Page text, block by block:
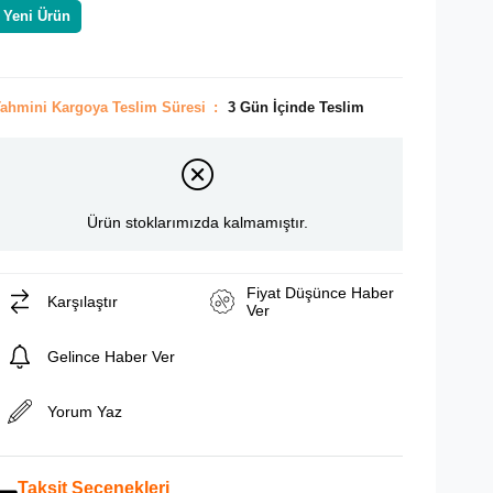
Yeni Ürün
Kargoya Teslim Süresi : 3 Gün İçinde Teslim
Ürün stoklarımızda kalmamıştır.
Karşılaştır
Fiyat Düşünce Haber
Ver
Gelince Haber Ver
Yorum Yaz
Taksit Seçenekleri